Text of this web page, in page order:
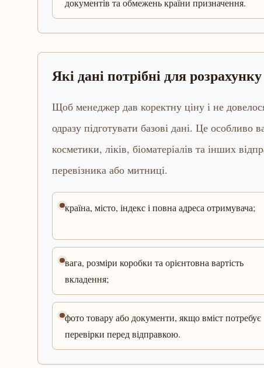
документів та обмежень країни призначення.
Які дані потрібні для розрахунку
Щоб менеджер дав коректну ціну і не
одразу підготувати базові дані. Це особливо
косметики, ліків, біоматеріалів та інших
перевізника або митниці.
країна, місто, індекс і повна адреса отримувача;
вага, розміри коробки та орієнтовна вартість
вкладення;
фото товару або документи, якщо вміст потребує
перевірки перед відправкою.